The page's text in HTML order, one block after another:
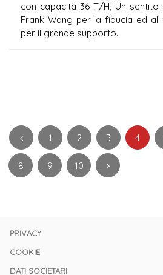
con capacità 36 T/H, Un sentito
Frank Wang per la fiducia ed al
per il grande supporto.
1 2 3 4
8 9 10
PRIVACY
COOKIE
DATI SOCIETARI